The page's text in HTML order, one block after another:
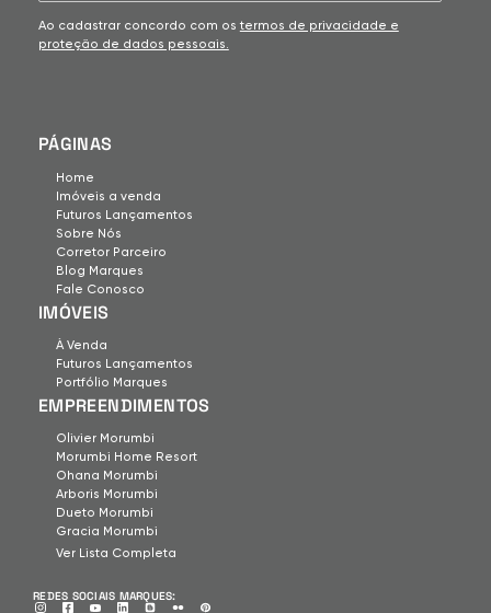
Ao cadastrar concordo com os termos de privacidade e
proteção de dados pessoais.
PÁGINAS
Home
Imóveis a venda
Futuros Lançamentos
Sobre Nós
Corretor Parceiro
Blog Marques
Fale Conosco
IMÓVEIS
À Venda
Futuros Lançamentos
Portfólio Marques
EMPREENDIMENTOS
Olivier Morumbi
Morumbi Home Resort
Ohana Morumbi
Arboris Morumbi
Dueto Morumbi
Gracia Morumbi
Ver Lista Completa
REDES SOCIAIS MARQUES: